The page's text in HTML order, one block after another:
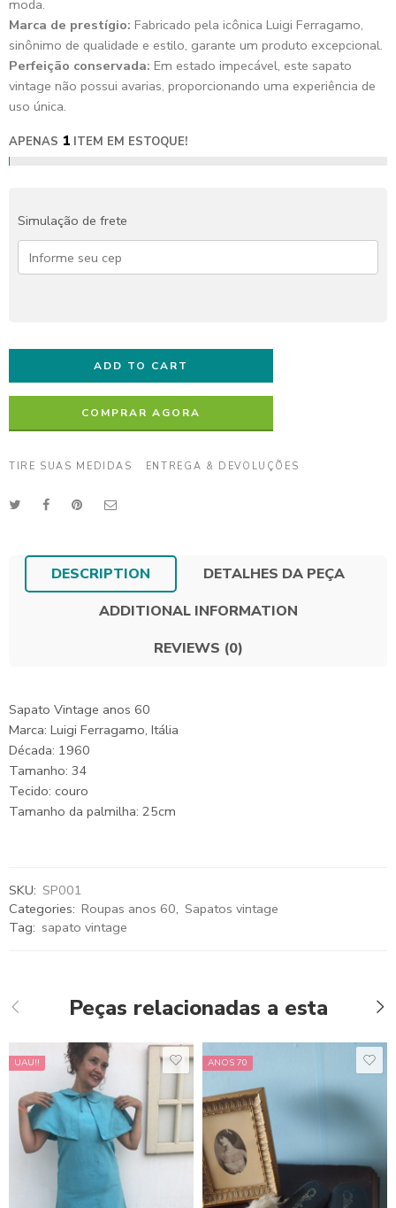
moda.
Marca de prestígio: Fabricado pela icônica Luigi Ferragamo,
sinônimo de qualidade e estilo, garante um produto excepcional.
Perfeição conservada: Em estado impecável, este sapato
vintage não possui avarias, proporcionando uma experiência de
uso única.
APENAS 1 ITEM EM ESTOQUE!
Simulação de frete
ADD TO CART
COMPRAR AGORA
TIRE SUAS MEDIDAS ENTREGA & DEVOLUÇÕES
DESCRIPTION
DETALHES DA PEÇA
ADDITIONAL INFORMATION
REVIEWS (0)
Sapato Vintage anos 60
Marca: Luigi Ferragamo, Itália
Década: 1960
Tamanho: 34
Tecido: couro
Tamanho da palmilha: 25cm
SKU: SP001
Categories: Roupas anos 60, Sapatos vintage
Tag: sapato vintage
Peças relacionadas a esta
UAU!! ANOS 70